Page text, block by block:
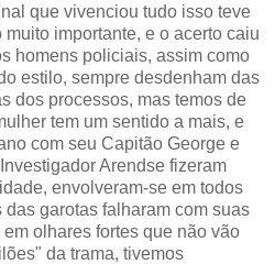
que vivenciou tudo isso teve
importante, e o acerto caiu
homens policiais, assim como
estilo, sempre desdenham das
dos processos, mas temos de
tem um sentido a mais, e
com seu Capitão George e
Arendse fizeram
envolveram-se em todos
garotas falharam com suas
olhares fortes que não vão
da trama, tivemos